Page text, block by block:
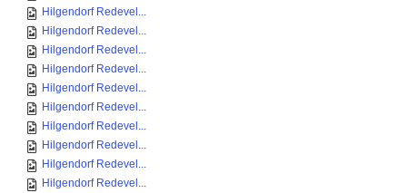
Hilgendorf Redevel...
Hilgendorf Redevel...
Hilgendorf Redevel...
Hilgendorf Redevel...
Hilgendorf Redevel...
Hilgendorf Redevel...
Hilgendorf Redevel...
Hilgendorf Redevel...
Hilgendorf Redevel...
Hilgendorf Redevel...